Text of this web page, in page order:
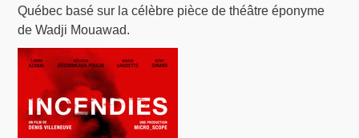
Québec basé sur la célèbre pièce de théâtre éponyme
de Wadji Mouawad.